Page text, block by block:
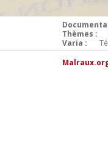
Thèmes :
Varia :